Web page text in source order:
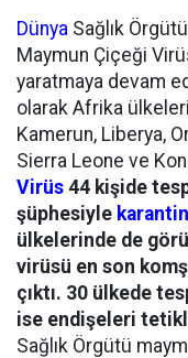
Dünya Sağlık
Maymun Çiçeği
yaratmaya devam
olarak Afrika
Kamerun, Liberya,
Sierra Leone ve
Virüs 44 kişide
şüphesiyle
ülkelerinde de
virüsü en son
çıktı. 30 ülkede
ise endişeleri
Sağlık Örgütü